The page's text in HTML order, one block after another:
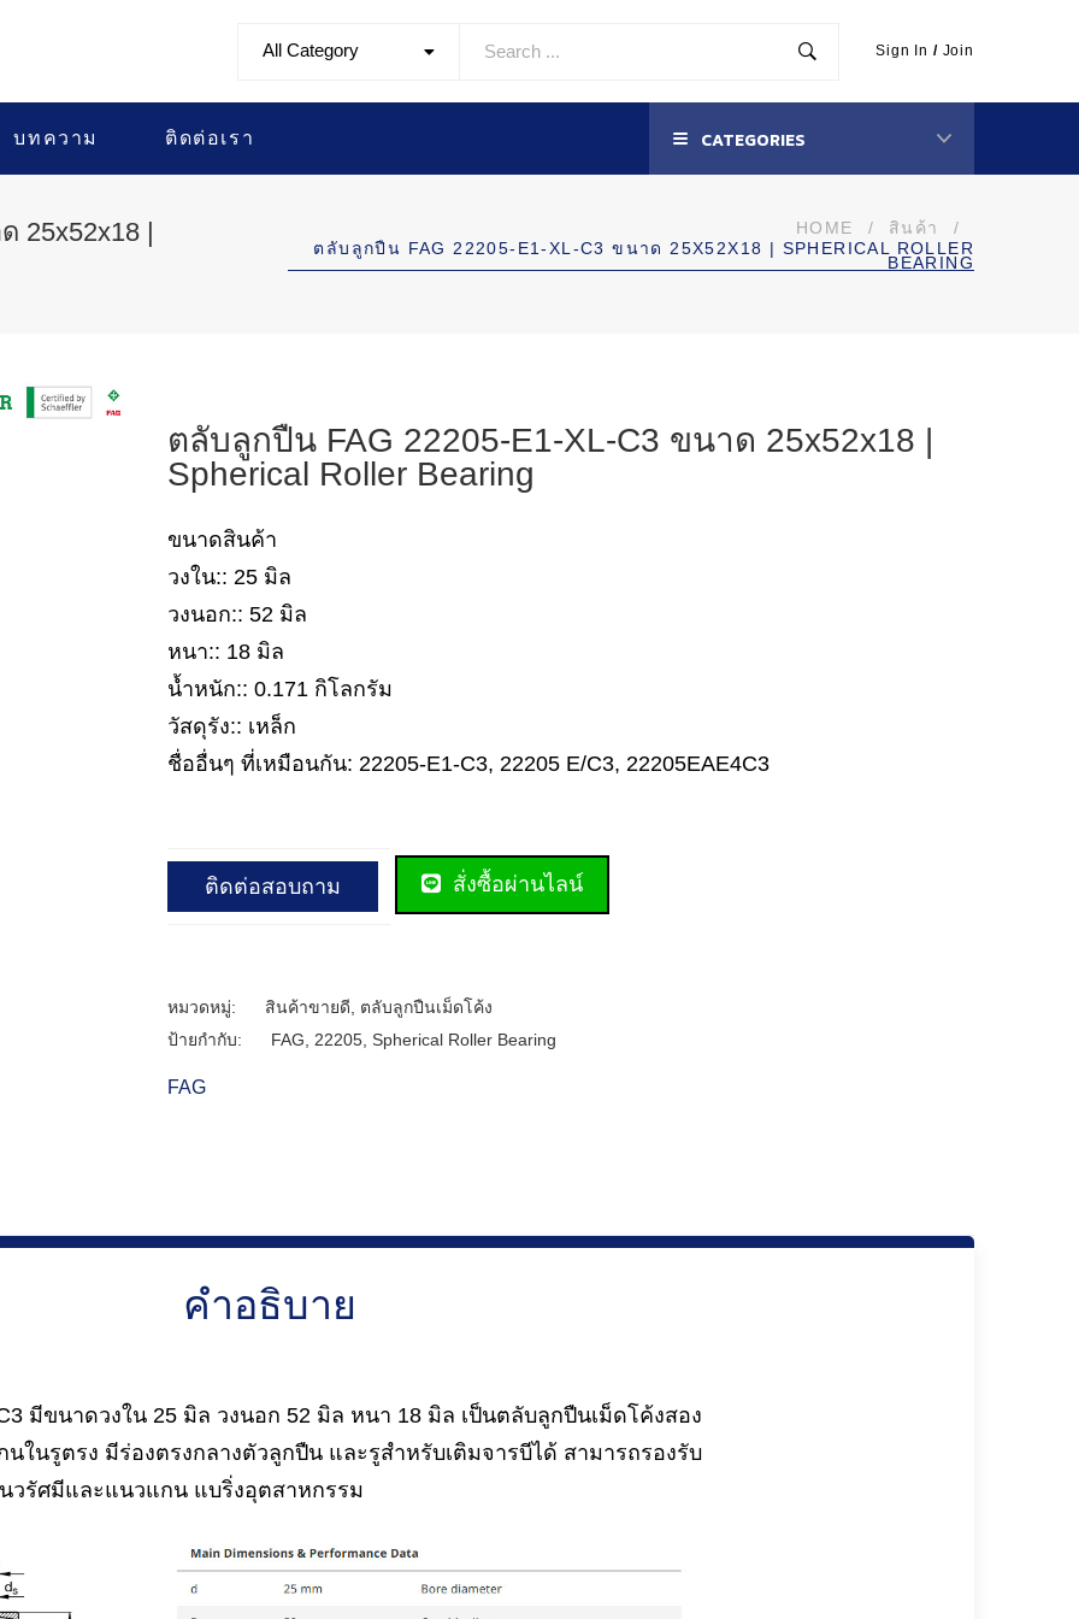
All Category Sign In / Join
บทความ ติดต่อเรา CATEGORIES
25x52x18 | HOME / สินค้า
/
ตลับลูกปืน FAG 22205-E1-XL-C3 ขนาด 25X52X18 | SPHERICAL ROLLER
BEARING
ตลับลูกปืน FAG 22205-E1-XL-C3 ขนาด 25x52x18 |
Spherical Roller Bearing
ขนาดสินค้า
วงใน:: 25 มิล
วงนอก:: 52 มิล
หนา:: 18 มิล
น้ำหนัก:: 0.171 กิโลกรัม
วัสดุรัง:: เหล็ก
ชื่ออื่นๆ ที่เหมือนกัน: 22205-E1-C3, 22205 E/C3, 22205EAE4C3
ติดต่อสอบถาม สั่งซื้อผ่านไลน์
หมวดหมู่: สินค้าขายดี
ตลับลูกปืนเม็ดโค้ง
ป้ายกำกับ:
FAG 22205 Spherical Roller Bearing
FAG
คำอธิบาย
มีขนาดวงใน 25 มิล วงนอก 52 มิล หนา 18 มิล เป็นตลับลูกปืนเม็ดโค้งสอง
ในรูตรง มีร่องตรงกลางตัวลูกปืน และรูสำหรับเติมจารบีได้ สามารถรองรับ
วรัศมีและแนวแกน แบริ่งอุตสาหกรรม